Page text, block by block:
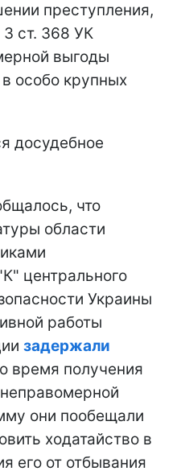
преступления,
ст. 368 УК
выгоды
особо крупных
досудебное
что
области
центрального
Украины
работы
задержали
время получения
они пообещали
ходатайство в
его от отбывания